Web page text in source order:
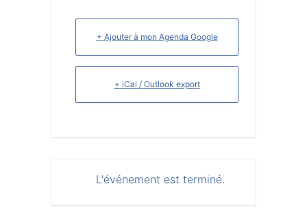
+ Ajouter à mon Agenda Google
+ iCal / Outlook export
L'événement est terminé.